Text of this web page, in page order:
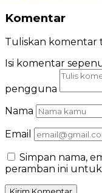
Komentar
Tuliskan komentar
Isi komentar
pengguna
Nama
Email
Simpan nama,
peramban ini